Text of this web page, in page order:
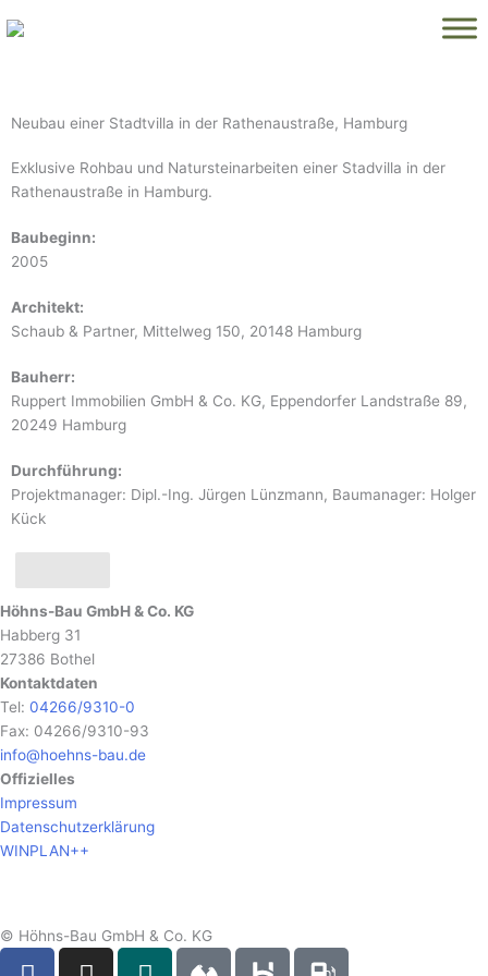
Inhalt
Neubau einer Stadtvilla in der Rathenaustraße, Hamburg
Exklusive Rohbau und Natursteinarbeiten einer Stadvilla in der
Rathenaustraße in Hamburg.
Baubeginn:
2005
Architekt:
Schaub & Partner, Mittelweg 150, 20148 Hamburg
Bauherr:
Ruppert Immobilien GmbH & Co. KG, Eppendorfer Landstraße 89,
20249 Hamburg
Durchführung:
Projektmanager: Dipl.-Ing. Jürgen Lünzmann, Baumanager: Holger
Kück
Höhns-Bau GmbH & Co. KG
Habberg 31
27386 Bothel
Kontaktdaten
Tel: 04266/9310-0
Fax: 04266/9310-93
info@hoehns-bau.de
Offizielles
Impressum
Datenschutzerklärung
WINPLAN++
© Höhns-Bau GmbH & Co. KG
F
I
X